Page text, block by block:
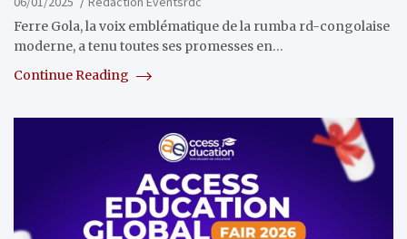
Ferre Gola, la voix emblématique de la rumba rd-congolaise
moderne, a tenu toutes ses promesses en…
Continue Reading